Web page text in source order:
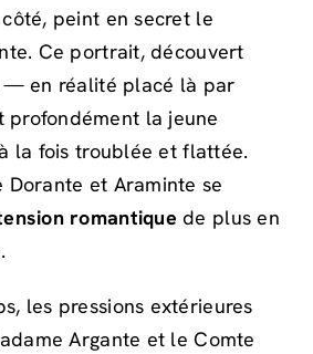
peint en secret le
Ce portrait, découvert
— en réalité placé là par
la jeune
la fois troublée et flattée.
Dorante et Araminte se
romantique de plus en
les pressions extérieures
Argante et le Comte